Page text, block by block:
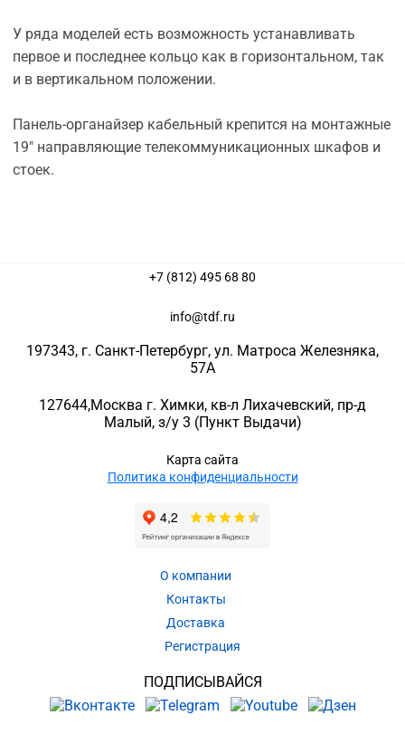
У ряда моделей есть возможность устанавливать
первое и последнее кольцо как в горизонтальном, так
и в вертикальном положении.
Панель-органайзер кабельный крепится на монтажные
19" направляющие телекоммуникационных шкафов и
стоек.
+7 (812) 495 68 80
info@tdf.ru
197343, г. Санкт-Петербург, ул. Матроса Железняка,
57A
127644,Москва г. Химки, кв-л Лихачевский, пр-д
Малый, з/у 3 (Пункт Выдачи)
Карта сайта
Политика конфиденциальности
О компании
Контакты
Доставка
Регистрация
ПОДПИСЫВАЙСЯ